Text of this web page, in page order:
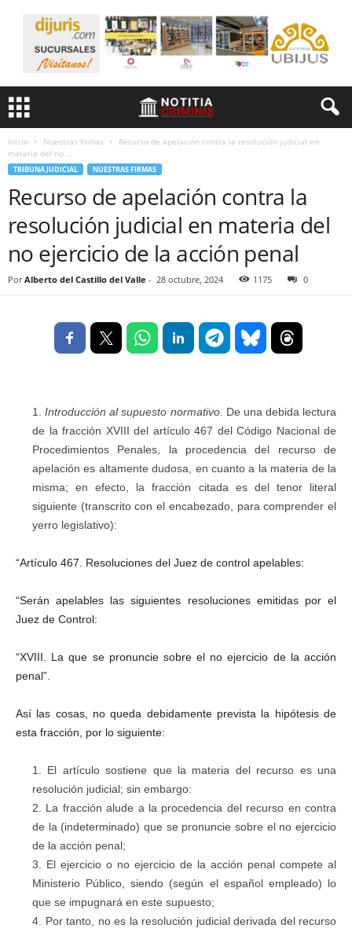
Inicio Nuestras firmas
Recurso de apelación contra la resolución judicial en
materia del no ...
TRIBUNA JUDICIAL NUESTRAS FIRMAS
Recurso de apelación contra la
resolución judicial en materia del
no ejercicio de la acción penal
Por Alberto del Castillo del Valle - 28 octubre, 2024 1175 0
Introducción al supuesto normativo. De una debida lectura
de la fracción XVIII del artículo 467 del Código Nacional de
Procedimientos Penales, la procedencia del recurso de
apelación es altamente dudosa, en cuanto a la materia de la
misma; en efecto, la fracción citada es del tenor literal
siguiente (transcrito con el encabezado, para comprender el
yerro legislativo):
“Artículo 467. Resoluciones del Juez de control apelables:
“Serán apelables las siguientes resoluciones emitidas por el
Juez de Control:
“XVIII. La que se pronuncie sobre el no ejercicio de la acción
penal”.
Así las cosas, no queda debidamente prevista la hipótesis de
esta fracción, por lo siguiente:
El artículo sostiene que la materia del recurso es una
resolución judicial; sin embargo:
La fracción alude a la procedencia del recurso en contra
de la (indeterminado) que se pronuncie sobre el no ejercicio
de la acción penal;
El ejercicio o no ejercicio de la acción penal compete al
Ministerio Público, siendo (según el español empleado) lo
que se impugnará en este supuesto;
Por tanto, no es la resolución judicial derivada del recurso